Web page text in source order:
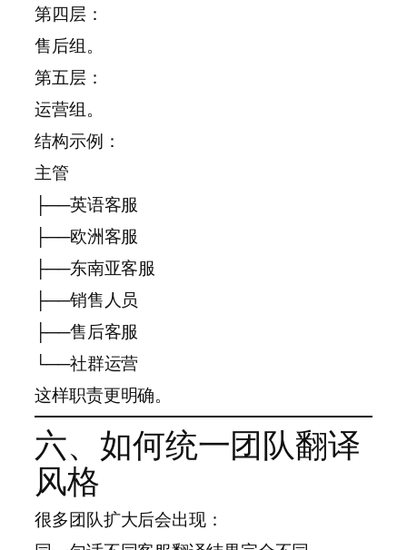
第四层：
售后组。
第五层：
运营组。
结构示例：
主管
├──英语客服
├──欧洲客服
├──东南亚客服
├──销售人员
├──售后客服
└──社群运营
这样职责更明确。
六、如何统一团队翻译
风格
很多团队扩大后会出现：